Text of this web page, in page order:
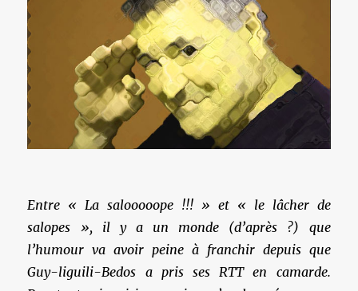
Entre « La salooooope !!! » et « le lâcher de
salopes », il y a un monde (d’après ?) que
l’humour va avoir peine à franchir depuis que
Guy-liguili-Bedos a pris ses RTT en camarde.